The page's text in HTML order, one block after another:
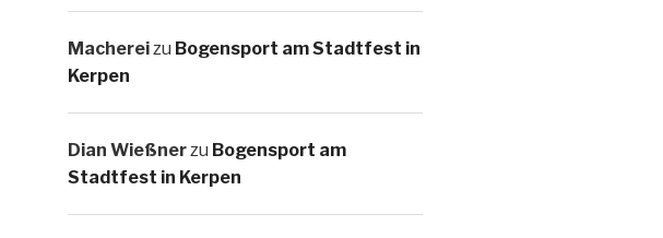
Machereizu Bogensport am Stadtfest in
Kerpen
Dian Wießnerzu Bogensport am
Stadtfest in Kerpen